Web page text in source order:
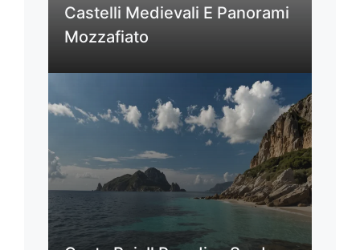
Castelli Medievali E Panorami
Mozzafiato